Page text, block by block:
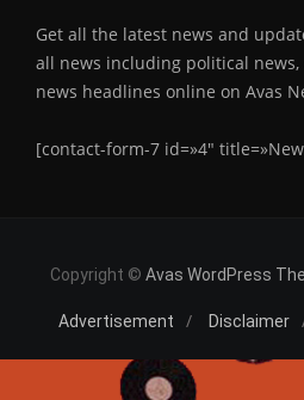
Get all the latest news and
all news including political
news headlines online on Avas
[contact-form-7 id=»4″
Copyright © Avas WordPress
Advertisement Disclaimer